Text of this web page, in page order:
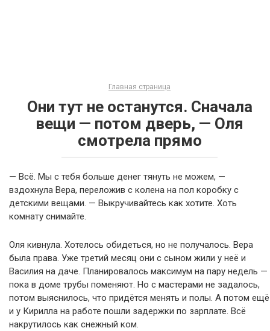
Главная страница
Они тут не останутся. Сначала
вещи — потом дверь, — Оля
смотрела прямо
— Всё. Мы с тебя больше денег тянуть не можем, —
вздохнула Вера, переложив с колена на пол коробку с
детскими вещами. — Выкручивайтесь как хотите. Хоть
комнату снимайте.
Оля кивнула. Хотелось обидеться, но не получалось. Вера
была права. Уже третий месяц они с сыном жили у неё и
Василия на даче. Планировалось максимум на пару недель —
пока в доме трубы поменяют. Но с мастерами не задалось,
потом выяснилось, что придётся менять и полы. А потом ещё
и у Кирилла на работе пошли задержки по зарплате. Всё
накрутилось как снежный ком.